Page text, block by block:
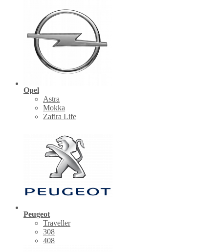
Opel
Astra
Mokka
Zafira Life
Peugeot
Traveller
308
408